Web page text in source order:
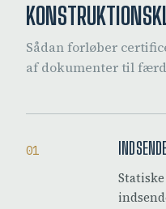
Sådan forløber
af dokumenter til
01